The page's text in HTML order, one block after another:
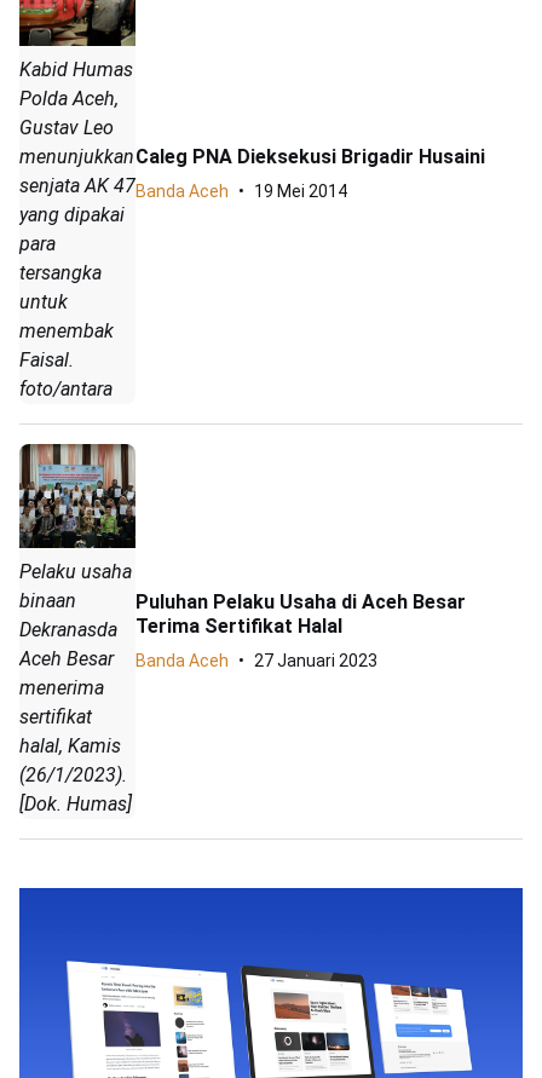
Kabid Humas
Polda Aceh,
Gustav Leo
menunjukkan
senjata AK 47
yang dipakai
para
tersangka
untuk
menembak
Faisal.
foto/antara
Caleg PNA Dieksekusi Brigadir Husaini
Banda Aceh 19 Mei 2014
Pelaku usaha
binaan
Dekranasda
Aceh Besar
menerima
sertifikat
halal, Kamis
(26/1/2023).
[Dok. Humas]
Puluhan Pelaku Usaha di Aceh Besar
Terima Sertifikat Halal
Banda Aceh 27 Januari 2023